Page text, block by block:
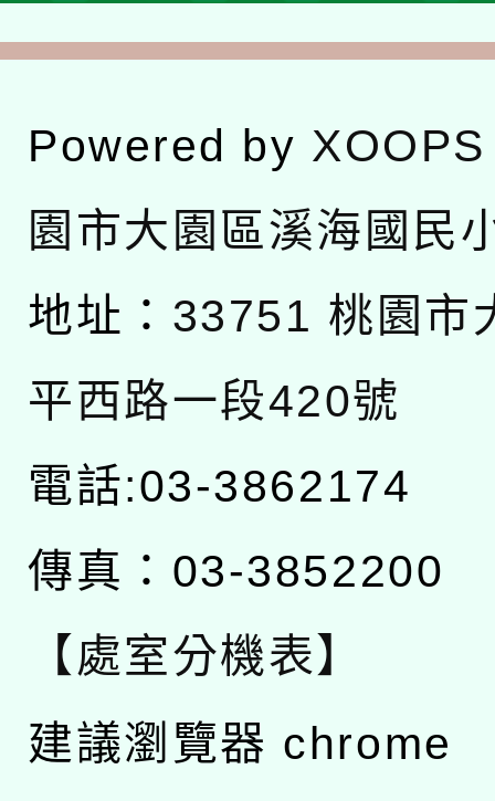
Powered by XOOPS
園市大園區溪海國民
地址： 33751 桃園市
平西路一段420號
電話:03-3862174
傳真：03-3852200
【處室分機表】
建議瀏覽器 chrome